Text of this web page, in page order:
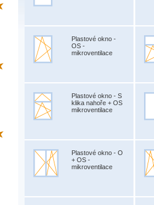
Plastové okno -
OS -
mikroventilace
Plastové okno - S
klika nahoře + OS
mikroventilace
Plastové okno - O
+ OS -
mikroventilace